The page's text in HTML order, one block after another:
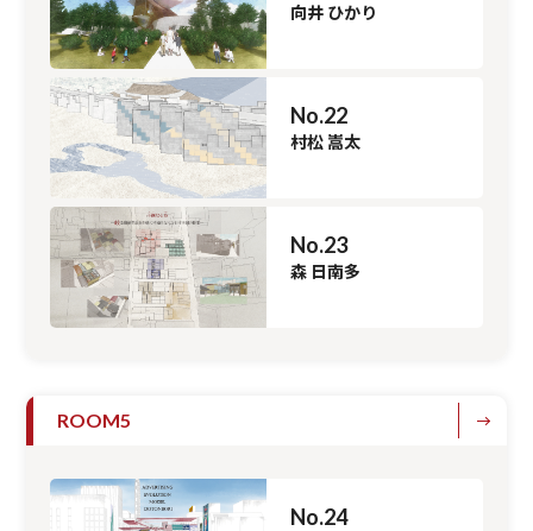
向井 ひかり
No.22
村松 嵩太
No.23
森 日南多
ROOM5
No.24